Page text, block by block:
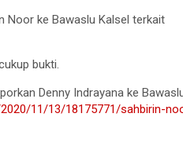
Noor ke Bawaslu Kalsel terkait
bukti.
Denny Indrayana ke
11/13/18175771/sahbirin-